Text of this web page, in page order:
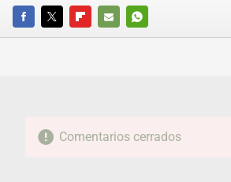
FACEBOOKTWITTERFLIPBOARD
E-
WHATSAPP
Comentarios cerrados